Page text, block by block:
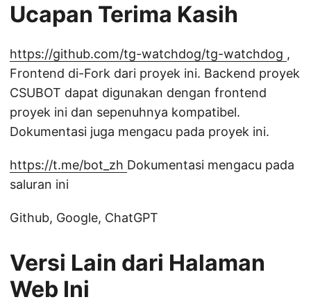
Ucapan Terima Kasih
https://github.com/tg-watchdog/tg-watchdog ,
Frontend di-Fork dari proyek ini. Backend proyek
CSUBOT dapat digunakan dengan frontend
proyek ini dan sepenuhnya kompatibel.
Dokumentasi juga mengacu pada proyek ini.
https://t.me/bot_zh Dokumentasi mengacu pada
saluran ini
Github, Google, ChatGPT
Versi Lain dari Halaman
Web Ini